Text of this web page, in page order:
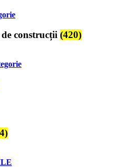
construcții (420)